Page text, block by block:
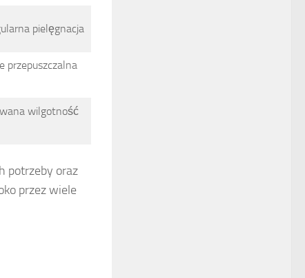
pielęgnacja
przepuszczalna
wilgotność
potrzeby oraz
przez wiele